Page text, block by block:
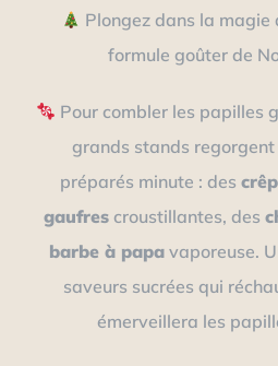
Plongez dans la magie
formule goûter de
Pour combler les papilles
grands stands regorgent
préparés minute : des
gaufrescroustillantes, des
barbe à papa vaporeuse.
saveurs sucrées qui
émerveillera les